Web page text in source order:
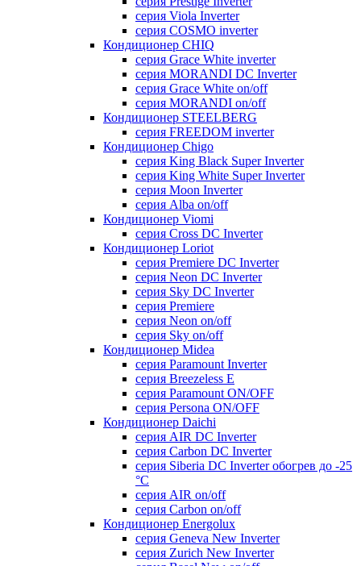
серия Viola Inverter
серия COSMO inverter
Кондиционер CHIQ
серия Grace White inverter
серия MORANDI DC Inverter
серия Grace White on/off
серия MORANDI on/off
Кондиционер STEELBERG
серия FREEDOM inverter
Кондиционер Chigo
серия King Black Super Inverter
серия King White Super Inverter
серия Moon Inverter
серия Alba on/off
Кондиционер Viomi
серия Cross DC Inverter
Кондиционер Loriot
серия Premiere DC Inverter
серия Neon DC Inverter
серия Sky DC Inverter
серия Premiere
серия Neon on/off
серия Sky on/off
Кондиционер Midea
серия Paramount Inverter
серия Breezeless E
серия Paramount ON/OFF
серия Persona ON/OFF
Кондиционер Daichi
серия AIR DC Inverter
серия Carbon DC Inverter
серия Siberia DC Inverter обогрев до -25
°С
серия AIR on/off
серия Carbon on/off
Кондиционер Energolux
серия Geneva New Inverter
серия Zurich New Inverter